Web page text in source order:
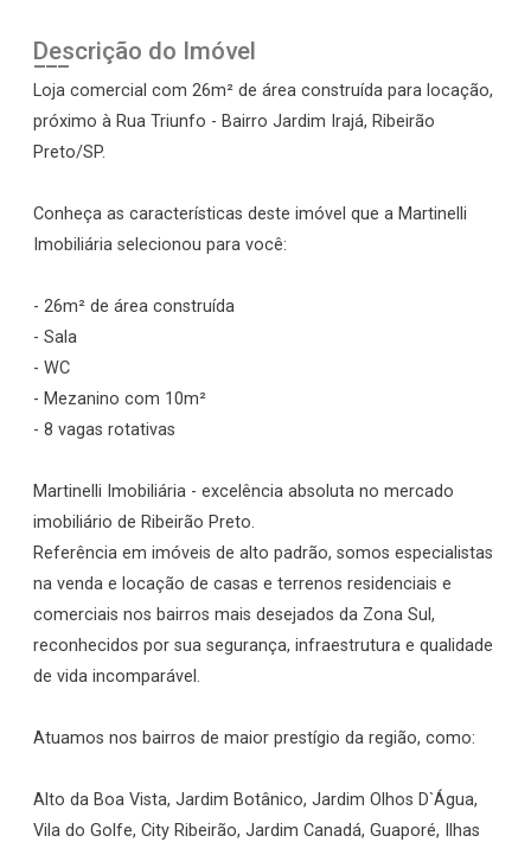
Descrição do Imóvel
Loja comercial com 26m² de área construída para locação,
próximo à Rua Triunfo - Bairro Jardim Irajá, Ribeirão
Preto/SP.
Conheça as características deste imóvel que a Martinelli
Imobiliária selecionou para você:
- 26m² de área construída
- Sala
- WC
- Mezanino com 10m²
- 8 vagas rotativas
Martinelli Imobiliária - excelência absoluta no mercado
imobiliário de Ribeirão Preto.
Referência em imóveis de alto padrão, somos especialistas
na venda e locação de casas e terrenos residenciais e
comerciais nos bairros mais desejados da Zona Sul,
reconhecidos por sua segurança, infraestrutura e qualidade
de vida incomparável.
Atuamos nos bairros de maior prestígio da região, como:
Alto da Boa Vista, Jardim Botânico, Jardim Olhos D`Água,
Vila do Golfe, City Ribeirão, Jardim Canadá, Guaporé, Ilhas